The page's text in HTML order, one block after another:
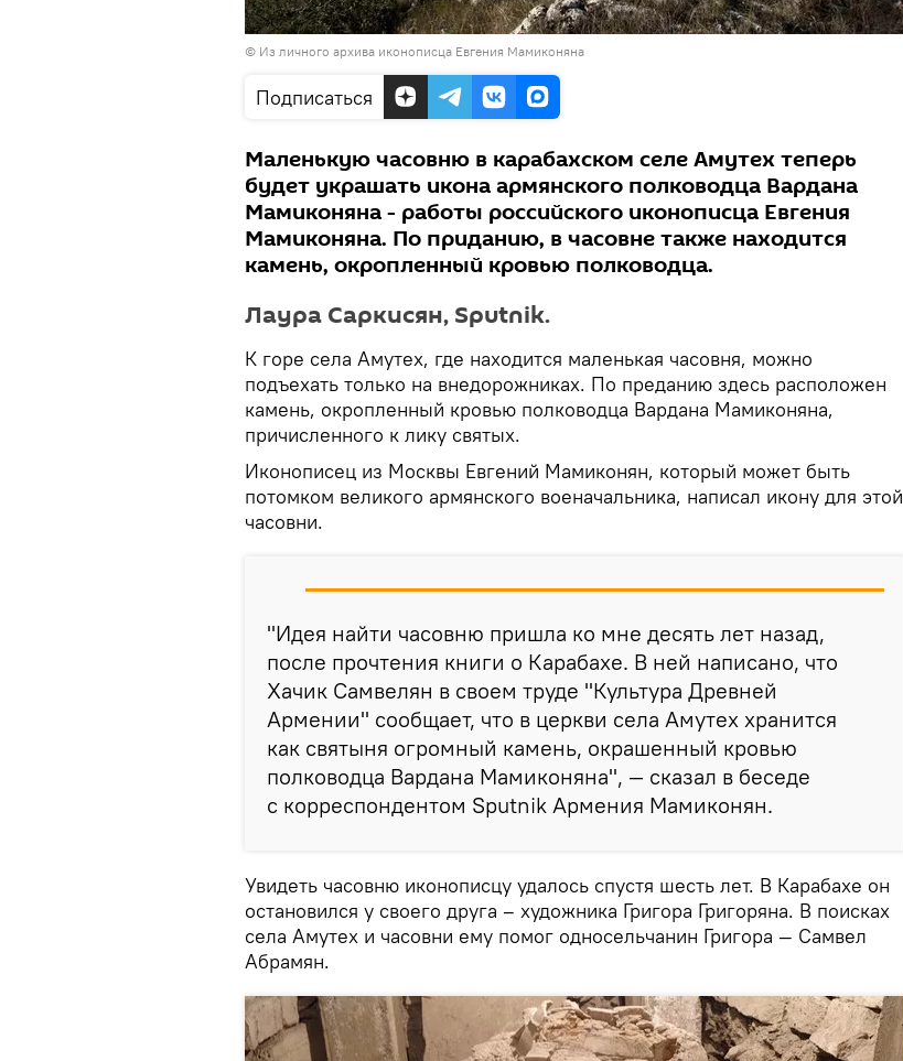
© Из личного архива иконописца Евгения Мамиконяна
Подписаться
Маленькую часовню в карабахском селе Амутех теперь
будет украшать икона армянского полководца Вардана
Мамиконяна - работы российского иконописца Евгения
Мамиконяна. По приданию, в часовне также находится
камень, окропленный кровью полководца.
Лаура Саркисян, Sputnik.
К горе села Амутех, где находится маленькая часовня, можно
подъехать только на внедорожниках. По преданию здесь расположен
камень, окропленный кровью полководца Вардана Мамиконяна,
причисленного к лику святых.
Иконописец из Москвы Евгений Мамиконян, который может быть
потомком великого армянского военачальника, написал икону для этой
часовни.
"Идея найти часовню пришла ко мне десять лет назад,
после прочтения книги о Карабахе. В ней написано, что
Хачик Самвелян в своем труде "Культура Древней
Армении" сообщает, что в церкви села Амутех хранится
как святыня огромный камень, окрашенный кровью
полководца Вардана Мамиконяна", — сказал в беседе
с корреспондентом Sputnik Армения Мамиконян.
Увидеть часовню иконописцу удалось спустя шесть лет. В Карабахе он
остановился у своего друга – художника Григора Григоряна. В поисках
села Амутех и часовни ему помог односельчанин Григора — Самвел
Абрамян.